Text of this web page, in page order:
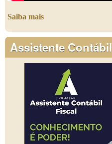
Saiba mais
Assistente Contábil